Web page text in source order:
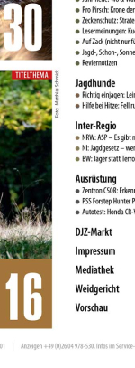
Str. 2 56379
Jagen& Angeln